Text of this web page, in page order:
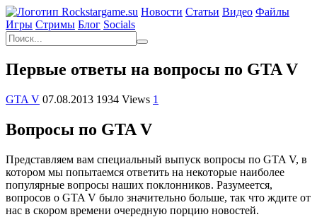
Новости Статьи Видео Файлы
Игры Cтримы Блог Socials
Первые ответы на вопросы по GTA V
GTA V 07.08.2013 1934 Views 1
Вопросы по GTA V
Представляем вам специальный выпуск вопросы по GTA V, в
котором мы попытаемся ответить на некоторые наиболее
популярные вопросы наших поклонников. Разумеется,
вопросов о GTA V было значительно больше, так что ждите от
нас в скором времени очередную порцию новостей.